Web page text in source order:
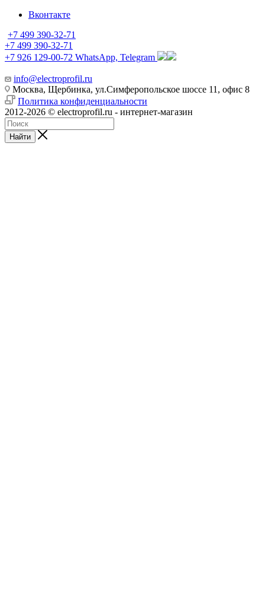
Вконтакте
+7 499 390-32-71
+7 499 390-32-71
+7 926 129-00-72 WhatsApp, Telegram
info@electroprofil.ru
Москва, Щербинка, ул.Симферопольское шоссе 11, офис 8
Политика конфиденциальности
2012-2026 © electroprofil.ru - интернет-магазин
Найти